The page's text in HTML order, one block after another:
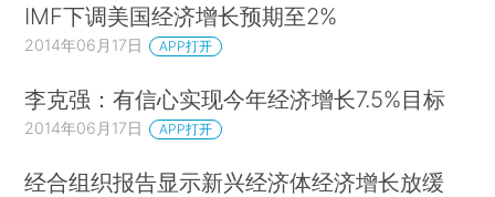
IMF下调美国经济增长预期至2%
2014年06月17日 APP打开
李克强：有信心实现今年经济增长7.5%目标
2014年06月17日 APP打开
经合组织报告显示新兴经济体经济增长放缓